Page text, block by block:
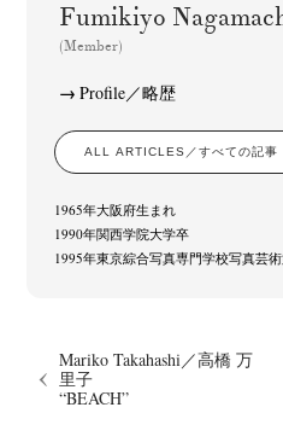
Fumikiyo
(Member)
Profile／略歴
ALL ARTICLES／すべての記事
1965年大阪府生まれ
1990年関西学院大学卒
1995年東京綜合写真専門学校写真芸
Mariko Takahashi／高橋 万
里子
“BEACH”